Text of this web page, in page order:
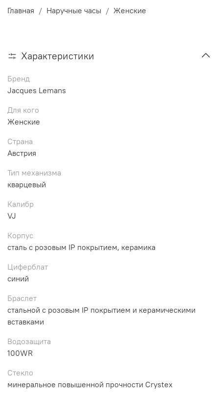
Главная Наручные часы Женские
Характеристики
Бренд
Jacques Lemans
Для кого
Женские
Страна
Австрия
Тип механизма
кварцевый
Калибр
VJ
Корпус
сталь с розовым IP покрытием, керамика
Циферблат
синий
Браслет
стальной с розовым IP покрытием и керамическими
вставками
Водозащита
100WR
Стекло
минеральное повышенной прочности Crystex